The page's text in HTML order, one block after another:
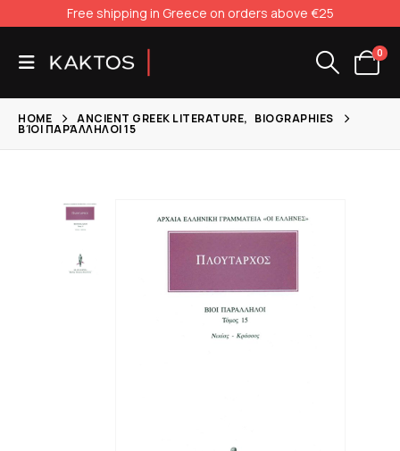
Free shipping in Greece on orders above €25
0
HOME ANCIENT GREEK LITERATURE, BIOGRAPHIES
ΒΊΟΙ ΠΑΡΆΛΛΗΛΟΙ 15